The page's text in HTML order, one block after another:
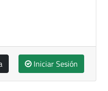
Iniciar Sesión